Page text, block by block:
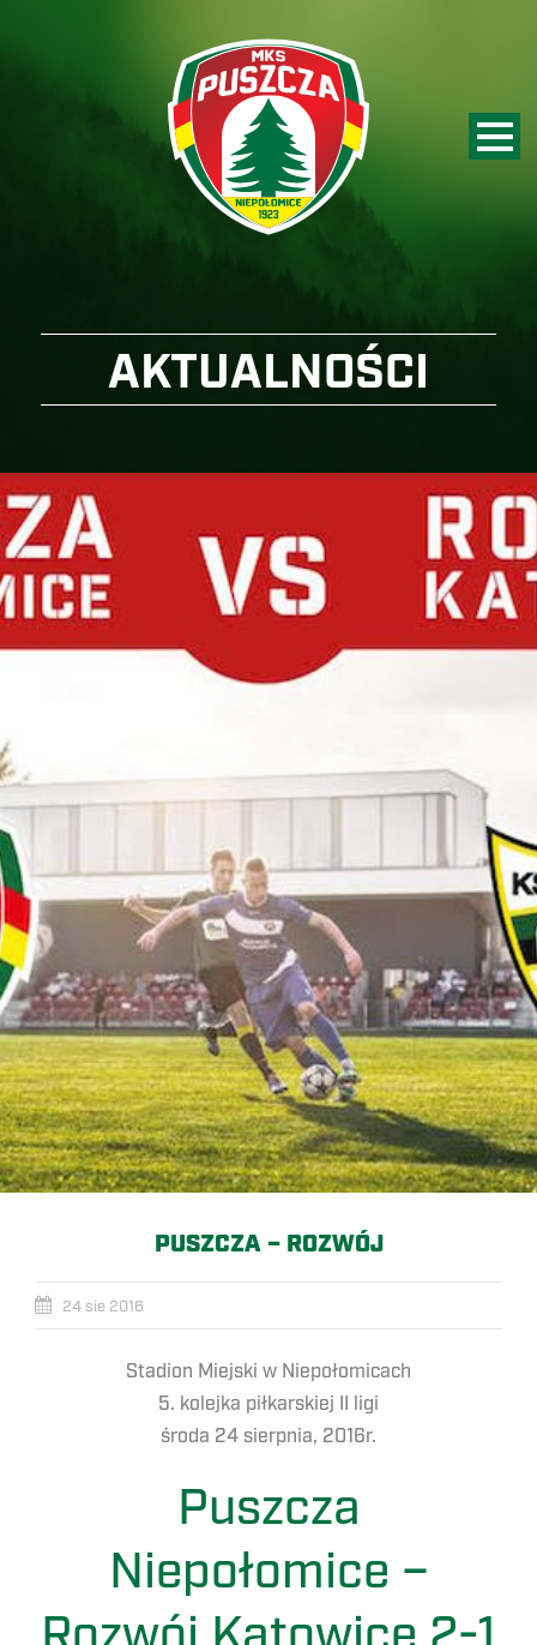
AKTUALNOŚCI
PUSZCZA – ROZWÓJ
24 sie 2016
Stadion Miejski w Niepołomicach
5. kolejka piłkarskiej II ligi
środa 24 sierpnia, 2016r.
Puszcza
Niepołomice –